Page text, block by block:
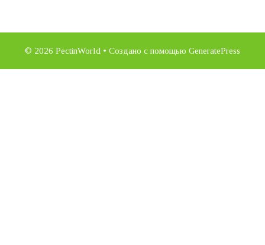
© 2026 PectinWorld • Создано с помощью GeneratePress